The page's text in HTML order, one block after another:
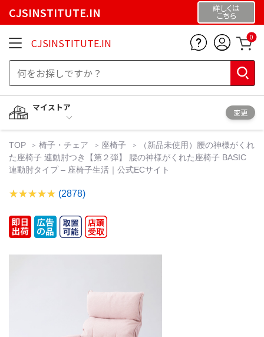
CJSINSTITUTE.IN 詳しくは
こちら
CJSINSTITUTE.IN 0
マイストア
変更
TOP 椅子・チェア 座椅子
（新品未使用）腰の神様がくれ
た座椅子 連動肘つき【第２弾】 腰の神様がくれた座椅子 BASIC
連動肘タイプ – 座椅子生活｜公式ECサイト
(2878)